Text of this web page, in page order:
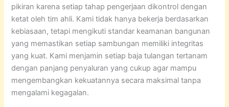
pikiran karena setiap tahap pengerjaan dikontrol dengan
ketat oleh tim ahli. Kami tidak hanya bekerja berdasarkan
kebiasaan, tetapi mengikuti standar keamanan bangunan
yang memastikan setiap sambungan memiliki integritas
yang kuat. Kami menjamin setiap baja tulangan tertanam
dengan panjang penyaluran yang cukup agar mampu
mengembangkan kekuatannya secara maksimal tanpa
mengalami kegagalan.